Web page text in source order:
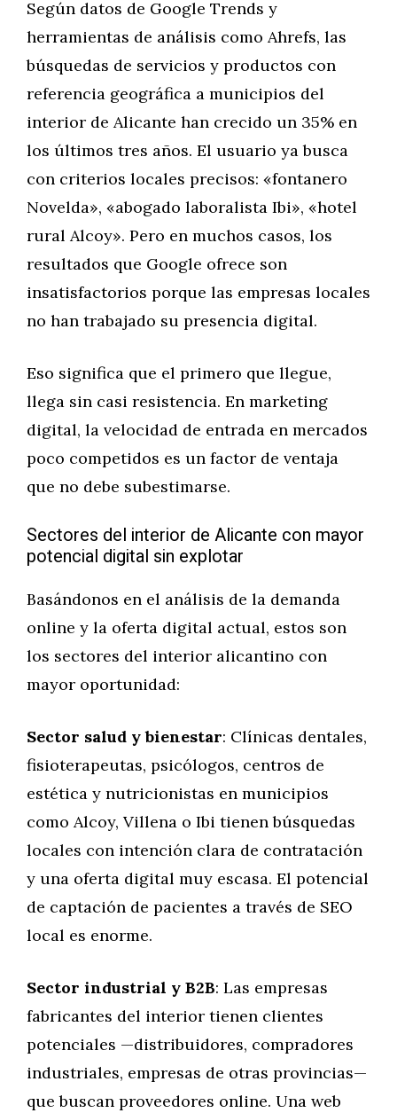
Según datos de Google Trends y
herramientas de análisis como Ahrefs, las
búsquedas de servicios y productos con
referencia geográfica a municipios del
interior de Alicante han crecido un 35% en
los últimos tres años. El usuario ya busca
con criterios locales precisos: «fontanero
Novelda», «abogado laboralista Ibi», «hotel
rural Alcoy». Pero en muchos casos, los
resultados que Google ofrece son
insatisfactorios porque las empresas locales
no han trabajado su presencia digital.
Eso significa que el primero que llegue,
llega sin casi resistencia. En marketing
digital, la velocidad de entrada en mercados
poco competidos es un factor de ventaja
que no debe subestimarse.
Sectores del interior de Alicante con mayor
potencial digital sin explotar
Basándonos en el análisis de la demanda
online y la oferta digital actual, estos son
los sectores del interior alicantino con
mayor oportunidad:
Sector salud y bienestar: Clínicas dentales,
fisioterapeutas, psicólogos, centros de
estética y nutricionistas en municipios
como Alcoy, Villena o Ibi tienen búsquedas
locales con intención clara de contratación
y una oferta digital muy escasa. El potencial
de captación de pacientes a través de SEO
local es enorme.
Sector industrial y B2B: Las empresas
fabricantes del interior tienen clientes
potenciales —distribuidores, compradores
industriales, empresas de otras provincias—
que buscan proveedores online. Una web